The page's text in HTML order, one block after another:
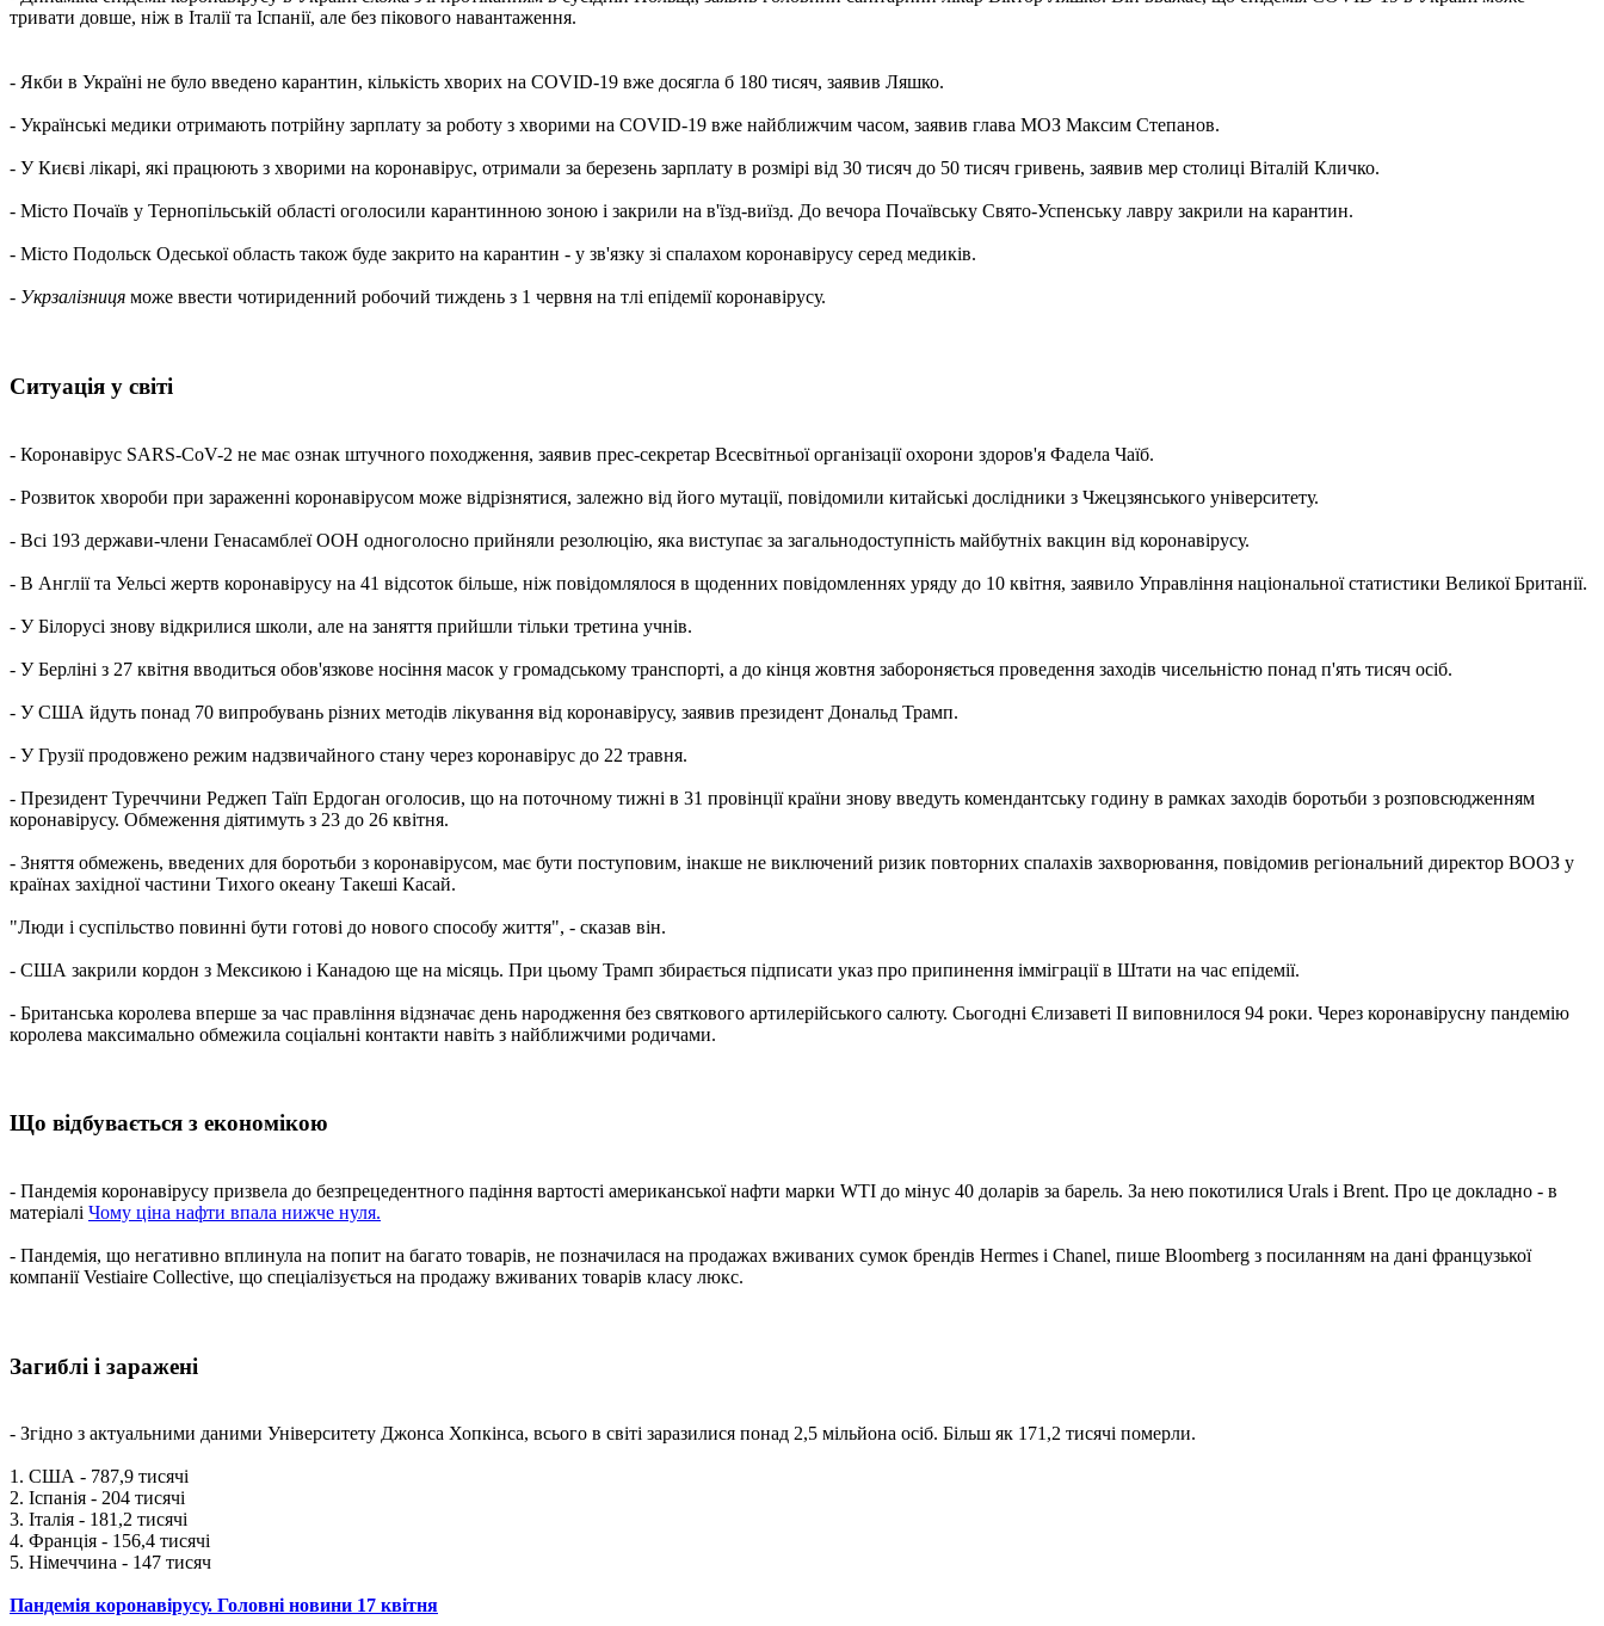
тривати довше, ніж в Італії та Іспанії, але без пікового навантаження.
- Якби в Україні не було введено карантин, кількість хворих на COVID-19 вже досягла б 180 тисяч, заявив Ляшко.
- Українські медики отримають потрійну зарплату за роботу з хворими на COVID-19 вже найближчим часом, заявив глава МОЗ Максим Степанов.
- У Києві лікарі, які працюють з хворими на коронавірус, отримали за березень зарплату в розмірі від 30 тисяч до 50 тисяч гривень, заявив мер столиці Віталій Кличко.
- Місто Почаїв у Тернопільській області оголосили карантинною зоною і закрили на в'їзд-виїзд. До вечора Почаївську Свято-Успенську лавру закрили на карантин.
- Місто Подольск Одеської область також буде закрито на карантин - у зв'язку зі спалахом коронавірусу серед медиків.
- Укрзалізниця може ввести чотириденний робочий тиждень з 1 червня на тлі епідемії коронавірусу.
Ситуація у світі
- Коронавірус SARS-CoV-2 не має ознак штучного походження, заявив прес-секретар Всесвітньої організації охорони здоров'я Фадела Чаїб.
- Розвиток хвороби при зараженні коронавірусом може відрізнятися, залежно від його мутації, повідомили китайські дослідники з Чжецзянського університету.
- Всі 193 держави-члени Генасамблеї ООН одноголосно прийняли резолюцію, яка виступає за загальнодоступність майбутніх вакцин від коронавірусу.
- В Англії та Уельсі жертв коронавірусу на 41 відсоток більше, ніж повідомлялося в щоденних повідомленнях уряду до 10 квітня, заявило Управління національної статистики Великої Британії.
- У Білорусі знову відкрилися школи, але на заняття прийшли тільки третина учнів.
- У Берліні з 27 квітня вводиться обов'язкове носіння масок у громадському транспорті, а до кінця жовтня забороняється проведення заходів чисельністю понад п'ять тисяч осіб.
- У США йдуть понад 70 випробувань різних методів лікування від коронавірусу, заявив президент Дональд Трамп.
- У Грузії продовжено режим надзвичайного стану через коронавірус до 22 травня.
- Президент Туреччини Реджеп Таїп Ердоган оголосив, що на поточному тижні в 31 провінції країни знову введуть комендантську годину в рамках заходів боротьби з розповсюдженням
коронавірусу. Обмеження діятимуть з 23 до 26 квітня.
- Зняття обмежень, введених для боротьби з коронавірусом, має бути поступовим, інакше не виключений ризик повторних спалахів захворювання, повідомив регіональний директор ВООЗ у
країнах західної частини Тихого океану Такеші Касай.
"Люди і суспільство повинні бути готові до нового способу життя", - сказав він.
- США закрили кордон з Мексикою і Канадою ще на місяць. При цьому Трамп збирається підписати указ про припинення імміграції в Штати на час епідемії.
- Британська королева вперше за час правління відзначає день народження без святкового артилерійського салюту. Сьогодні Єлизаветі II виповнилося 94 роки. Через коронавірусну пандемію
королева максимально обмежила соціальні контакти навіть з найближчими родичами.
Що відбувається з економікою
- Пандемія коронавірусу призвела до безпрецедентного падіння вартості американської нафти марки WTI до мінус 40 доларів за барель. За нею покотилися Urals і Brent. Про це докладно - в
матеріалі Чому ціна нафти впала нижче нуля.
- Пандемія, що негативно вплинула на попит на багато товарів, не позначилася на продажах вживаних сумок брендів Hermes і Chanel, пише Bloomberg з посиланням на дані французької
компанії Vestiaire Collective, що спеціалізується на продажу вживаних товарів класу люкс.
Загиблі і заражені
- Згідно з актуальними даними Університету Джонса Хопкінса, всього в світі заразилися понад 2,5 мільйона осіб. Більш як 171,2 тисячі померли.
1. США - 787,9 тисячі
2. Іспанія - 204 тисячі
3. Італія - ​​181,2 тисячі
4. Франція - 156,4 тисячі
5. Німеччина - 147 тисяч
Пандемія коронавірусу. Головні новини 17 квітня